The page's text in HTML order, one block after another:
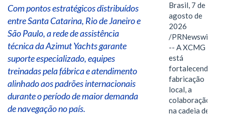
Com pontos estratégicos distribuídos
entre Santa Catarina, Rio de Janeiro e
São Paulo, a rede de assistência
técnica da Azimut Yachts garante
suporte especializado, equipes
treinadas pela fábrica e atendimento
alinhado aos padrões internacionais
durante o período de maior demanda
de navegação no país.
Brasil, 7 de
agosto de
2026
/PRNewswire/
-- A XCMG
está
fortalecendo a
fabricação
local, a
colaboração
na cadeia de